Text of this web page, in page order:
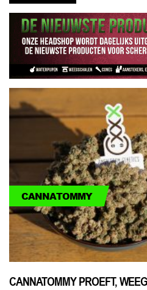
CANNATOMMY
CANNATOMMY PROEFT,